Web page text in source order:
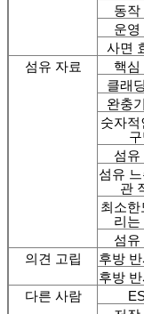
동작
운영
사면
섬유 자료
핵심
클래
완충
숫자적
섬유
섬유
관
최소한
리는
섬유
의견 고립
후방
후방
다른 사람